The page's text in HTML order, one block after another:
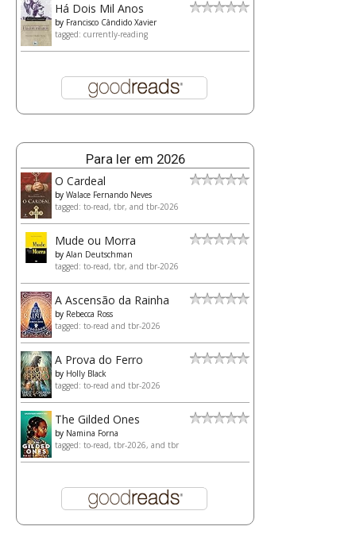
Há Dois Mil Anos
by Francisco Cândido Xavier
tagged: currently-reading
Para ler em 2026
O Cardeal
by Walace Fernando Neves
tagged: to-read, tbr, and tbr-2026
Mude ou Morra
by Alan Deutschman
tagged: to-read, tbr, and tbr-2026
A Ascensão da Rainha
by Rebecca Ross
tagged: to-read and tbr-2026
A Prova do Ferro
by Holly Black
tagged: to-read and tbr-2026
The Gilded Ones
by Namina Forna
tagged: to-read, tbr-2026, and tbr